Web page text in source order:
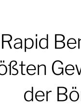
Rapid
der